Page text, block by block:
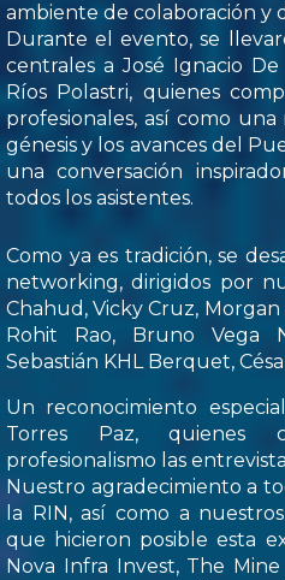
ambiente de colaboración y
Durante el evento, se
centrales a José Ignacio
Ríos Polastri, quienes
profesionales, así como
génesis y los avances del
una conversación
todos los asistentes.
Como ya es tradición, se
networking, dirigidos por
Chahud, Vicky Cruz,
Rohit Rao, Bruno Vega
Sebastián KHL Berquet,
Un reconocimiento
Torres Paz, quienes
profesionalismo las
Nuestro agradecimiento a
la RIN, así como a
que hicieron posible esta
Nova Infra Invest, The